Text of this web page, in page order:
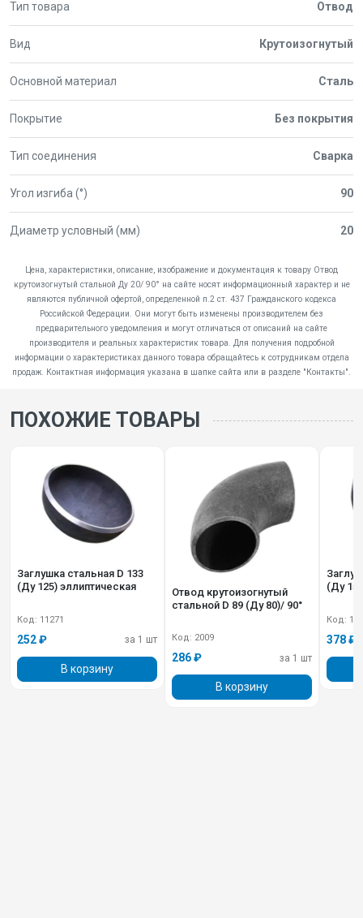
Тип товара Отвод
Вид Крутоизогнутый
Основной материал Сталь
Покрытие Без покрытия
Тип соединения Сварка
Угол изгиба (°) 90
Диаметр условный (мм) 20
Цена, характеристики, описание, изображение и документация к товару Отвод
крутоизогнутый стальной Ду 20/ 90° на сайте носят информационный характер и не
являются публичной офертой, определенной п.2 ст. 437 Гражданского кодекса
Российской Федерации. Они могут быть изменены производителем без
предварительного уведомления и могут отличаться от описаний на сайте
производителя и реальных характеристик товара. Для получения подробной
информации о характеристиках данного товара обращайтесь к сотрудникам отдела
продаж. Контактная информация указана в шапке сайта или в разделе "Контакты".
ПОХОЖИЕ ТОВАРЫ
Заглушка стальная D 133
(Ду 125) эллиптическая
Код: 11271
252 ₽ за 1 шт
В корзину
Отвод крутоизогнутый
стальной D 89 (Ду 80)/ 90°
Код: 2009
286 ₽ за 1 шт
В корзину
Заглушка
(Ду
Код:
378 ₽